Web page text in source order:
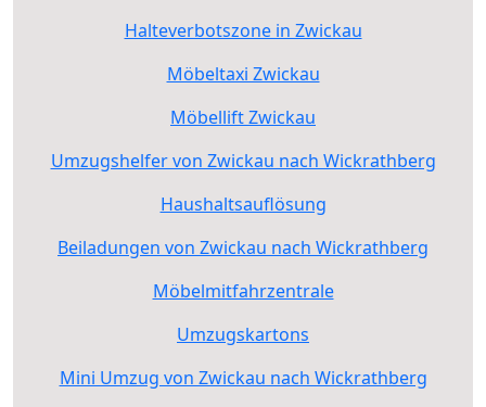
Halteverbotszone in Zwickau
Möbeltaxi Zwickau
Möbellift Zwickau
Umzugshelfer von Zwickau nach Wickrathberg
Haushaltsauflösung
Beiladungen von Zwickau nach Wickrathberg
Möbelmitfahrzentrale
Umzugskartons
Mini Umzug von Zwickau nach Wickrathberg